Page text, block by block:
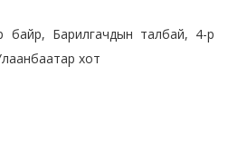
байр, Барилгачдын талбай, 4-р
хот